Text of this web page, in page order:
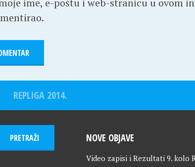
REPLIGA 2014.
NOVE OBJAVE
Video zapisi i Rezultati 9. kolo